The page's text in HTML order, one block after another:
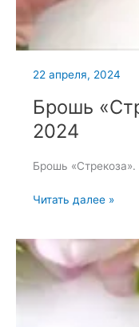
22 апреля, 2024
Брошь
2024
Брошь
Брошь
22
апреля
2024
Читать далее »